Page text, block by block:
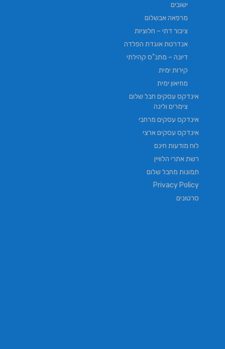
ישובים
מרפאה אבשלום
ציבור דתי – חלוציות
אנדרטת אוגדת הפלדה
דיונה – מתנ"ס קהילתי
קירות ימית
מוזיאון ימית
אינדקס עסקים חבל שלום
צימרים ולינה
אינדקס עסקים מרחבי
אינדקס עסקים ארצי
לוח מודעות חינם
רשת אתרי הלוויין
תמונות מחבל שלום
Privacy Policy
סרטונים